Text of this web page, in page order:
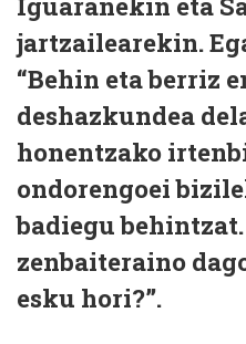
jartzailearekin.
“Behin eta berriz
deshazkundea
honentzako
ondorengoei
badiegu
zenbaiteraino
esku hori?”.